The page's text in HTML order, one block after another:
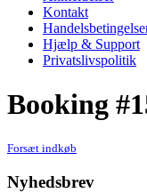
Kontakt
Hjælp & Support
Privatslivspolitik
Booking
Forsæt indkøb
Nyhedsbrev